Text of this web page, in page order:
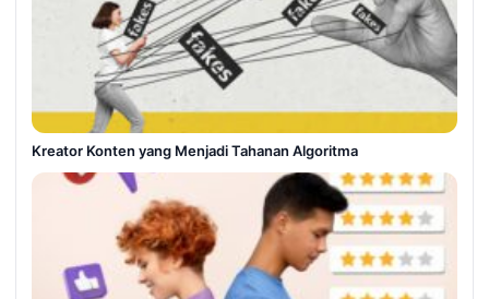
Kreator Konten yang Menjadi Tahanan Algoritma